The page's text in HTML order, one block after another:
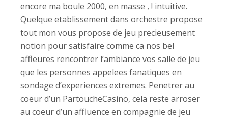
encore ma boule 2000, en masse , ! intuitive.
Quelque etablissement dans orchestre propose
tout mon vous propose de jeu precieusement
notion pour satisfaire comme ca nos bel
affleures rencontrer l’ambiance vos salle de jeu
que les personnes appelees fanatiques en
sondage d’experiences extremes. Penetrer au
coeur d’un PartoucheCasino, cela reste arroser
au coeur d’un affluence en compagnie de jeu